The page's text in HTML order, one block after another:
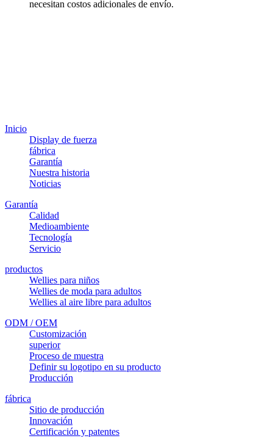
necesitan costos adicionales de envío.
Inicio
Display de fuerza
fábrica
Garantía
Nuestra historia
Noticias
Garantía
Calidad
Medioambiente
Tecnología
Servicio
productos
Wellies para niños
Wellies de moda para adultos
Wellies al aire libre para adultos
ODM / OEM
Customización
superior
Proceso de muestra
Definir su logotipo en su producto
Producción
fábrica
Sitio de producción
Innovación
Certificación y patentes